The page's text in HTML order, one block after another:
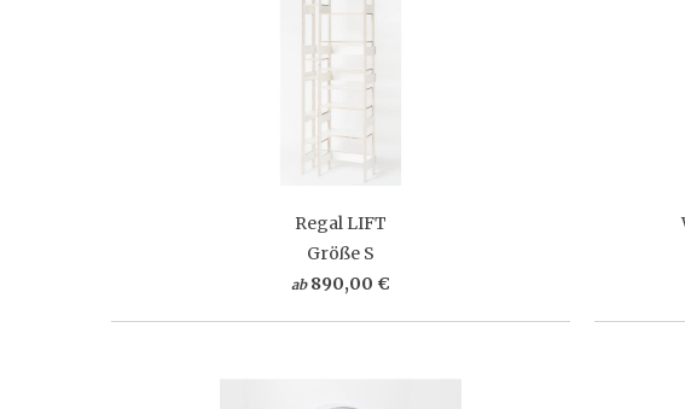
Regal LIFT
Größe S
ab 890,00 €